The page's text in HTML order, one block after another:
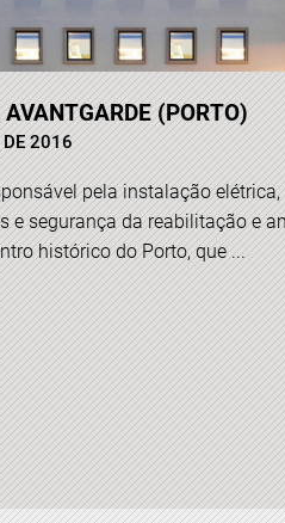
AVANTGARDE (PORTO)
DE 2016
pela instalação elétrica,
e segurança da reabilitação e
histórico do Porto, que ...